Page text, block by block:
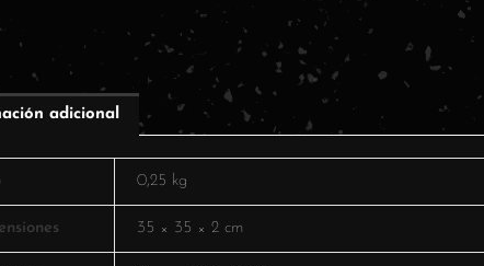
adicional
0,25 kg
35 × 35 × 2 cm